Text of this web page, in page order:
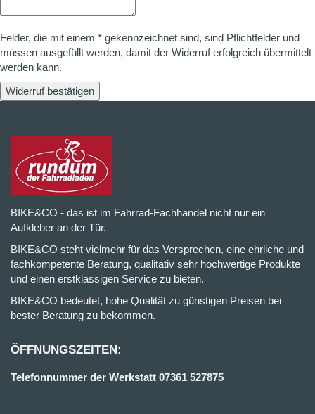
Felder, die mit einem * gekennzeichnet sind, sind Pflichtfelder und
müssen ausgefüllt werden, damit der Widerruf erfolgreich übermittelt
werden kann.
Widerruf bestätigen
BIKE&CO - das ist im Fahrrad-Fachhandel nicht nur ein
Aufkleber an der Tür.
BIKE&CO steht vielmehr für das Versprechen, eine ehrliche und
fachkompetente Beratung, qualitativ sehr hochwertige Produkte
und einen erstklassigen Service zu bieten.
BIKE&CO bedeutet, hohe Qualität zu günstigen Preisen bei
bester Beratung zu bekommen.
ÖFFNUNGSZEITEN:
Telefonnummer der Werkstatt 07361 527875